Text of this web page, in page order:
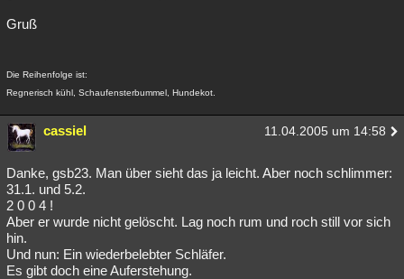
Gruß
Die Reihenfolge ist:
Regnerisch kühl, Schaufensterbummel, Hundekot.
cassiel 11.04.2005 um 14:58
Danke, gsb23. Man über sieht das ja leicht. Aber noch schlimmer:
31.1. und 5.2.
2 0 0 4 !
Aber er wurde nicht gelöscht. Lag noch rum und roch still vor sich
hin.
Und nun: Ein wiederbelebter Schläfer.
Es gibt doch eine Auferstehung.